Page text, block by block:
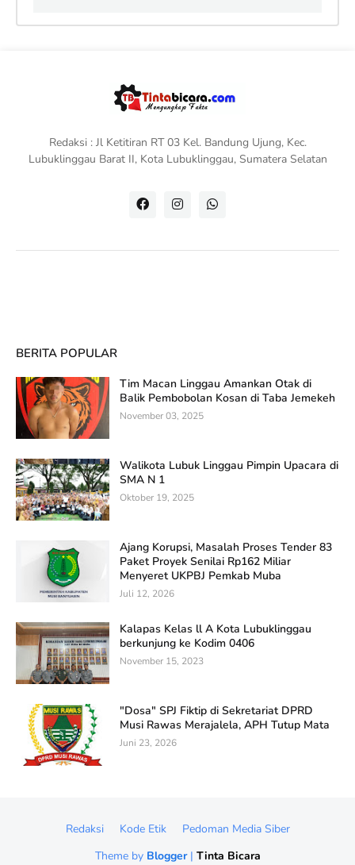
Redaksi : Jl Ketitiran RT 03 Kel. Bandung Ujung, Kec.
Lubuklinggau Barat II, Kota Lubuklinggau, Sumatera Selatan
BERITA POPULAR
Tim Macan Linggau Amankan Otak di
Balik Pembobolan Kosan di Taba Jemekeh
November 03, 2025
Walikota Lubuk Linggau Pimpin Upacara di
SMA N 1
Oktober 19, 2025
Ajang Korupsi, Masalah Proses Tender 83
Paket Proyek Senilai Rp162 Miliar
Menyeret UKPBJ Pemkab Muba
Juli 12, 2026
Kalapas Kelas ll A Kota Lubuklinggau
berkunjung ke Kodim 0406
November 15, 2023
"Dosa" SPJ Fiktip di Sekretariat DPRD
Musi Rawas Merajalela, APH Tutup Mata
Juni 23, 2026
Theme by Blogger| Tinta Bicara
Redaksi Kode Etik Pedoman Media Siber